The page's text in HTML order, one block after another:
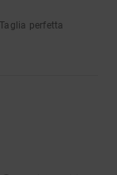
perfetta